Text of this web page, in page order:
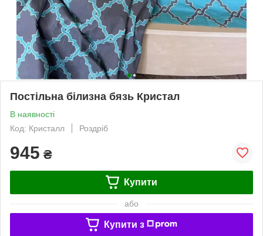
Постільна білизна бязь Кристал
В наявності
Код: Кристалл
Роздріб
945 ₴
Купити
або
Купити з